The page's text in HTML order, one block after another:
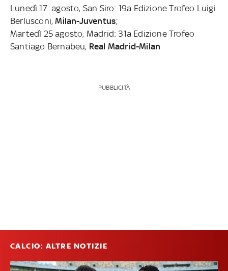
Lunedì 17 agosto, San Siro: 19a Edizione Trofeo Luigi
Berlusconi,Milan-Juventus;
Martedì 25 agosto, Madrid: 31a Edizione Trofeo
Santiago Bernabeu, Real Madrid-Milan
PUBBLICITÀ
CALCIO: ALTRE NOTIZIE